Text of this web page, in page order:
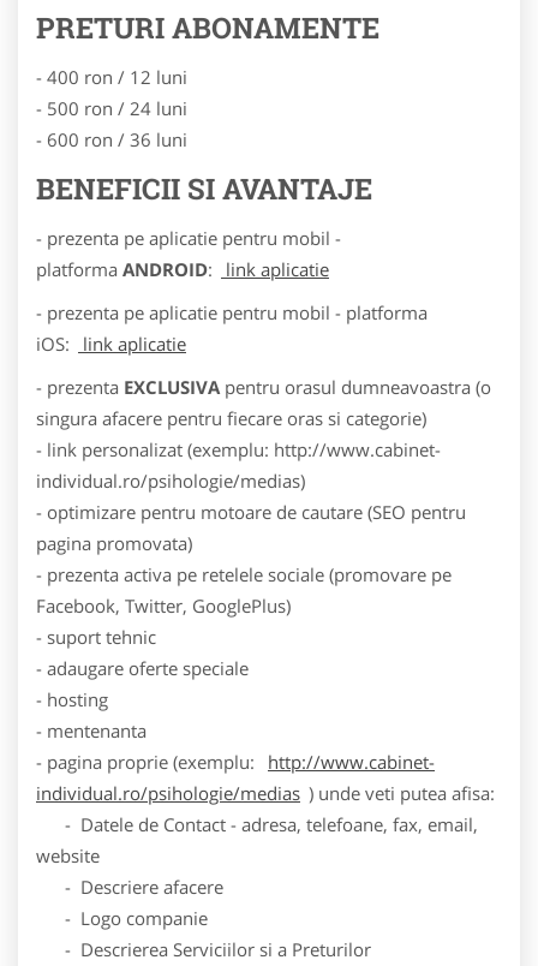
PRETURI ABONAMENTE
- 400 ron / 12 luni
- 500 ron / 24 luni
- 600 ron / 36 luni
BENEFICII SI AVANTAJE
- prezenta pe aplicatie pentru mobil -
platforma ANDROID:
link aplicatie
- prezenta pe aplicatie pentru mobil - platforma
iOS:
link aplicatie
- prezenta EXCLUSIVA pentru orasul dumneavoastra (o
singura afacere pentru fiecare oras si categorie)
- link personalizat (exemplu: http://www.cabinet-
individual.ro/psihologie/medias)
- optimizare pentru motoare de cautare (SEO pentru
pagina promovata)
- prezenta activa pe retelele sociale (promovare pe
Facebook, Twitter, GooglePlus)
- suport tehnic
- adaugare oferte speciale
- hosting
- mentenanta
- pagina proprie (exemplu:
http://www.cabinet-
individual.ro/psihologie/medias ) unde veti putea afisa:
- Datele de Contact - adresa, telefoane, fax, email,
website
- Descriere afacere
- Logo companie
- Descrierea Serviciilor si a Preturilor